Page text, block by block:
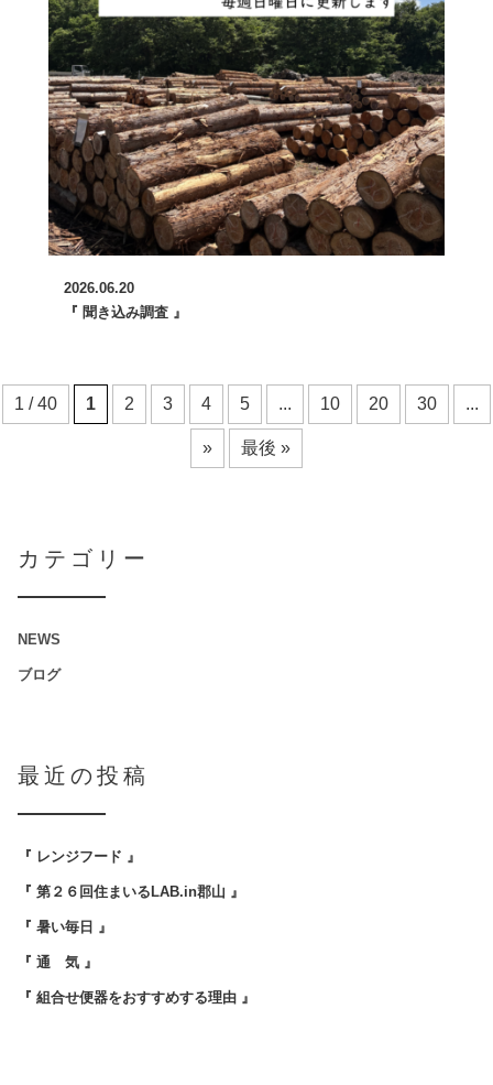
2026.06.20
『 聞き込み調査 』
1 / 40 1 2 3 4 5 ... 10 20 30 ...
» 最後 »
カテゴリー
NEWS
ブログ
最近の投稿
『 レンジフード 』
『 第２６回住まいるLAB.in郡山 』
『 暑い毎日 』
『 通 気 』
『 組合せ便器をおすすめする理由 』